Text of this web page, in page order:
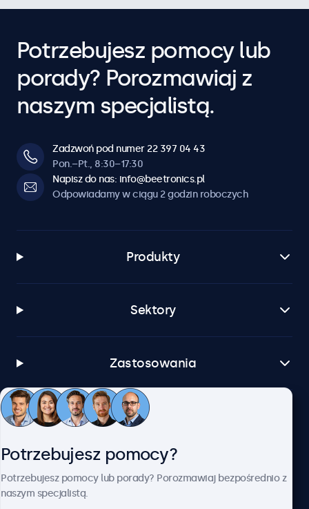
Potrzebujesz pomocy lub
porady? Porozmawiaj z
naszym specjalistą.
Zadzwoń pod numer 22 397 04 43
Pon.–Pt., 8:30–17:30
Napisz do nas: info@beetronics.pl
Odpowiadamy w ciągu 2 godzin roboczych
Produkty
Sektory
Zastosowania
Obsługa klienta
Potrzebujesz pomocy?
Potrzebujesz pomocy lub porady? Porozmawiaj bezpośrednio z
naszym specjalistą.